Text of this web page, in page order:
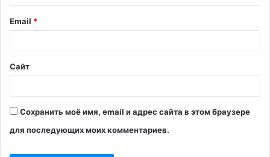
Email *
Сайт
Сохранить моё имя, email и адрес сайта в этом браузере
для последующих моих комментариев.